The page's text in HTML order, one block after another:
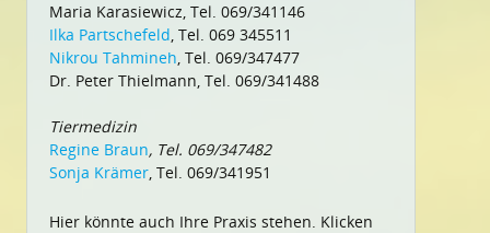
Maria Karasiewicz, Tel. 069/341146
Ilka Partschefeld, Tel. 069 345511
Nikrou Tahmineh, Tel. 069/347477
Dr. Peter Thielmann, Tel. 069/341488
Tiermedizin
Regine Braun, Tel. 069/347482
Sonja Krämer, Tel. 069/341951
Hier könnte auch Ihre Praxis stehen. Klicken